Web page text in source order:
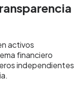
activos
financiero
independientes